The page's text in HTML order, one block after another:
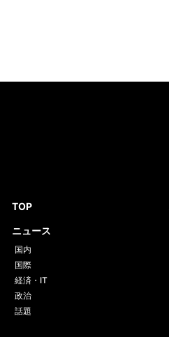
TOP
ニュース
国内
国際
経済・IT
政治
話題